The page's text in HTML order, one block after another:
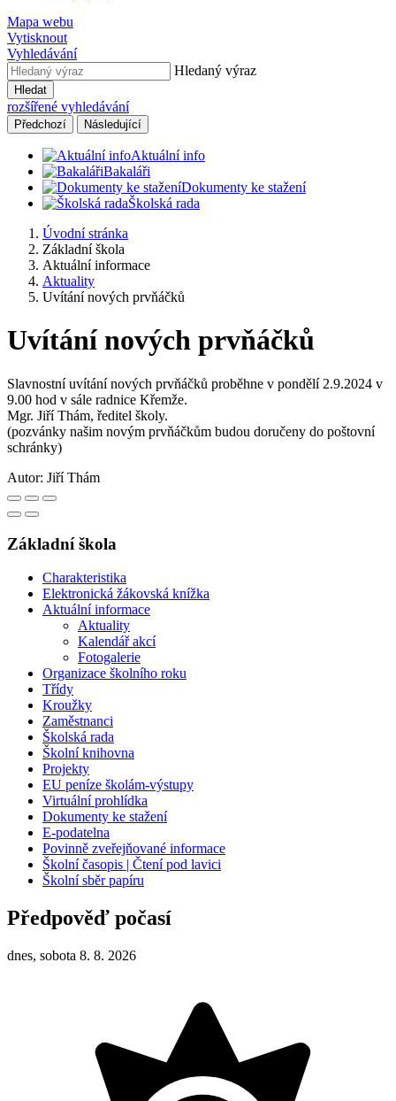
Mapa webu
Vytisknout
Vyhledávání
Hledaný výraz
Hledat
rozšířené vyhledávání
Předchozí Následující
Aktuální info
Bakaláři
Dokumenty ke stažení
Školská rada
Úvodní stránka
Základní škola
Aktuální informace
Aktuality
Uvítání nových prvňáčků
Uvítání nových prvňáčků
Slavnostní uvítání nových prvňáčků proběhne v pondělí 2.9.2024 v
9.00 hod v sále radnice Křemže.
Mgr. Jiří Thám, ředitel školy.
(pozvánky našim novým prvňáčkům budou doručeny do poštovní
schránky)
Autor: Jiří Thám
Základní škola
Charakteristika
Elektronická žákovská knížka
Aktuální informace
Aktuality
Kalendář akcí
Fotogalerie
Organizace školního roku
Třídy
Kroužky
Zaměstnanci
Školská rada
Školní knihovna
Projekty
EU peníze školám-výstupy
Virtuální prohlídka
Dokumenty ke stažení
E-podatelna
Povinně zveřejňované informace
Školní časopis | Čtení pod lavici
Školní sběr papíru
Předpověď počasí
dnes, sobota 8. 8. 2026